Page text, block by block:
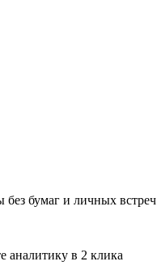
бумаг и личных встреч
аналитику в 2 клика